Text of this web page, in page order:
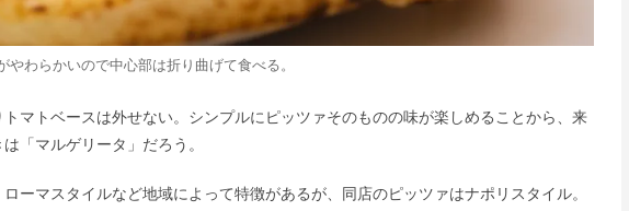
わらかいので中心部は折り曲げて食べる。
マトベースは外せない。シンプルにピッツァそのものの味が楽しめることから、来
「マルゲリータ」だろう。
ーマスタイルなど地域によって特徴があるが、同店のピッツァはナポリスタイル。